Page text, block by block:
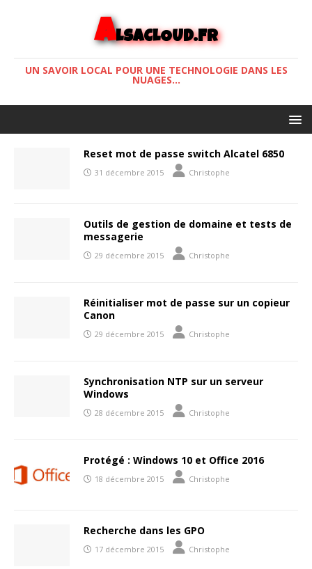
ALSACLOUD.FR
UN SAVOIR LOCAL POUR UNE TECHNOLOGIE DANS LES
NUAGES...
Reset mot de passe switch Alcatel 6850
31 décembre 2015 Christophe
Outils de gestion de domaine et tests de
messagerie
29 décembre 2015 Christophe
Réinitialiser mot de passe sur un copieur
Canon
29 décembre 2015 Christophe
Synchronisation NTP sur un serveur
Windows
28 décembre 2015 Christophe
Protégé : Windows 10 et Office 2016
18 décembre 2015 Christophe
Recherche dans les GPO
17 décembre 2015 Christophe